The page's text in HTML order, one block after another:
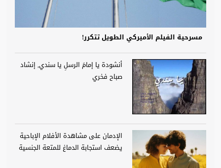
مسرحية الفيلم الأميركي الطويل تتكرر!
أنشودة يا إمامَ الرسلِ يا سندي, إنشاد
صباح فخري
الإدمان على مشاهدة الأفلام الإباحية
يضعف استجابة الدماغ للمتعة الجنسية